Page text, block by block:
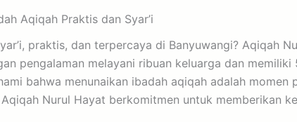
Aqiqah Praktis dan Syar’i
praktis, dan terpercaya di Banyuwangi? Aqiqah
pengalaman melayani ribuan keluarga dan
bahwa menunaikan ibadah aqiqah adalah
Nurul Hayat berkomitmen untuk memberikan